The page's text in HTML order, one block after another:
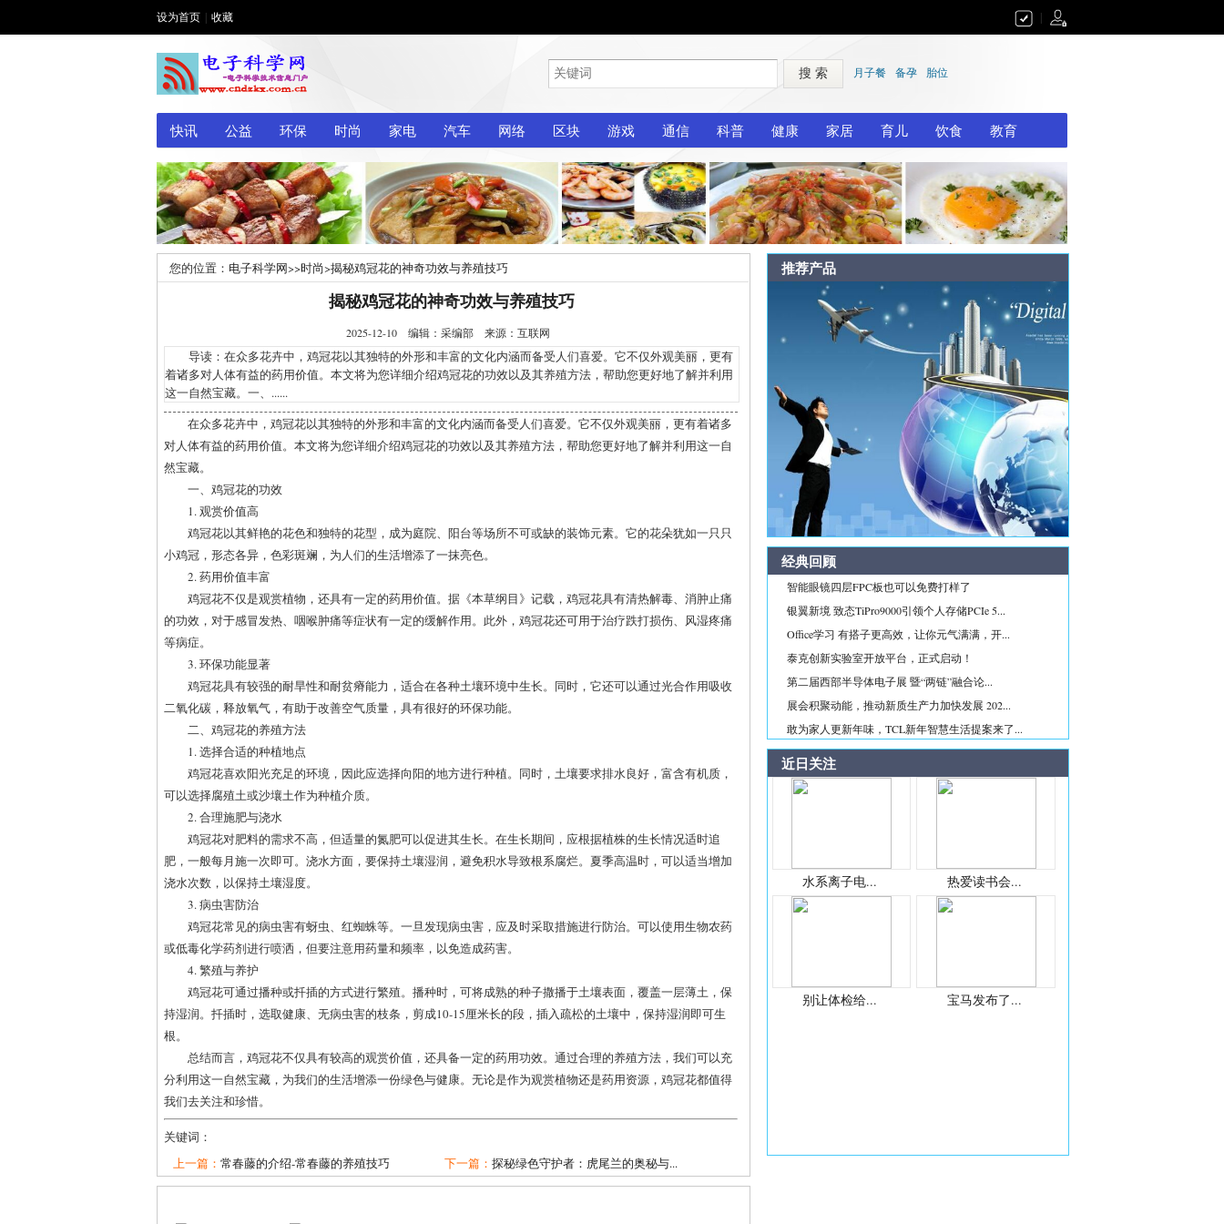
设为首页 收藏
搜 索 月子餐 备孕 胎位
快讯 公益 环保 时尚 家电 汽车 网络 区块 游戏 通信 科普 健康 家居 育儿 饮食 教育
您的位置： 电子科学网>>时尚>揭秘鸡冠花的神奇功效与养殖技巧
揭秘鸡冠花的神奇功效与养殖技巧
2025-12-10 编辑：采编部 来源：互联网
导读：在众多花卉中，鸡冠花以其独特的外形和丰富的文化内涵而备受人们喜爱。它不仅外观美丽，更有
着诸多对人体有益的药用价值。本文将为您详细介绍鸡冠花的功效以及其养殖方法，帮助您更好地了解并利用
这一自然宝藏。一、......
在众多花卉中，鸡冠花以其独特的外形和丰富的文化内涵而备受人们喜爱。它不仅外观美丽，更有着诸多
对人体有益的药用价值。本文将为您详细介绍鸡冠花的功效以及其养殖方法，帮助您更好地了解并利用这一自
然宝藏。
一、鸡冠花的功效
1. 观赏价值高
鸡冠花以其鲜艳的花色和独特的花型，成为庭院、阳台等场所不可或缺的装饰元素。它的花朵犹如一只只
小鸡冠，形态各异，色彩斑斓，为人们的生活增添了一抹亮色。
2. 药用价值丰富
鸡冠花不仅是观赏植物，还具有一定的药用价值。据《本草纲目》记载，鸡冠花具有清热解毒、消肿止痛
的功效，对于感冒发热、咽喉肿痛等症状有一定的缓解作用。此外，鸡冠花还可用于治疗跌打损伤、风湿疼痛
等病症。
3. 环保功能显著
鸡冠花具有较强的耐旱性和耐贫瘠能力，适合在各种土壤环境中生长。同时，它还可以通过光合作用吸收
二氧化碳，释放氧气，有助于改善空气质量，具有很好的环保功能。
二、鸡冠花的养殖方法
1. 选择合适的种植地点
鸡冠花喜欢阳光充足的环境，因此应选择向阳的地方进行种植。同时，土壤要求排水良好，富含有机质，
可以选择腐殖土或沙壤土作为种植介质。
2. 合理施肥与浇水
鸡冠花对肥料的需求不高，但适量的氮肥可以促进其生长。在生长期间，应根据植株的生长情况适时追
肥，一般每月施一次即可。浇水方面，要保持土壤湿润，避免积水导致根系腐烂。夏季高温时，可以适当增加
浇水次数，以保持土壤湿度。
3. 病虫害防治
鸡冠花常见的病虫害有蚜虫、红蜘蛛等。一旦发现病虫害，应及时采取措施进行防治。可以使用生物农药
或低毒化学药剂进行喷洒，但要注意用药量和频率，以免造成药害。
4. 繁殖与养护
鸡冠花可通过播种或扦插的方式进行繁殖。播种时，可将成熟的种子撒播于土壤表面，覆盖一层薄土，保
持湿润。扦插时，选取健康、无病虫害的枝条，剪成10-15厘米长的段，插入疏松的土壤中，保持湿润即可生
根。
总结而言，鸡冠花不仅具有较高的观赏价值，还具备一定的药用功效。通过合理的养殖方法，我们可以充
分利用这一自然宝藏，为我们的生活增添一份绿色与健康。无论是作为观赏植物还是药用资源，鸡冠花都值得
我们去关注和珍惜。
关键词：
上一篇： 常春藤的介绍-常春藤的养殖技巧 下一篇： 探秘绿色守护者：虎尾兰的奥秘与...
推荐产品
经典回顾
智能眼镜四层FPC板也可以免费打样了
银翼新境 致态TiPro9000引领个人存储PCIe 5...
Office学习 有搭子更高效，让你元气满满，开...
泰克创新实验室开放平台，正式启动！
第二届西部半导体电子展 暨“两链”融合论...
展会积聚动能，推动新质生产力加快发展 202...
敢为家人更新年味，TCL新年智慧生活提案来了...
近日关注
水系离子电... 热爱读书会...
别让体检给... 宝马发布了...